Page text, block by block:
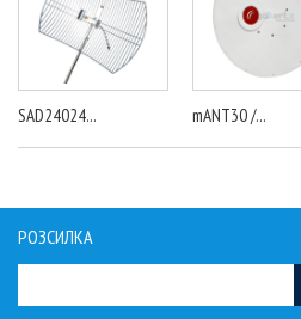
SAD24024... mANT30 /...
РОЗСИЛКА